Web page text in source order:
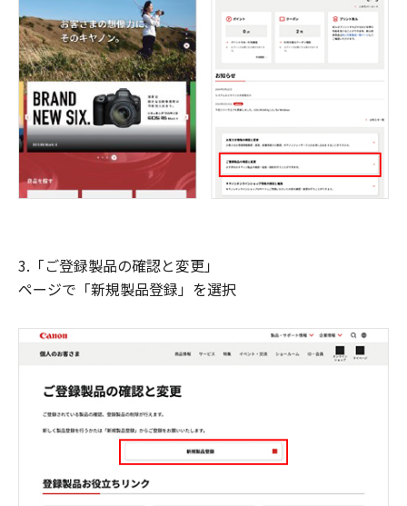
3.「ご登録製品の確認と変更」
ページで「新規製品登録」を選択